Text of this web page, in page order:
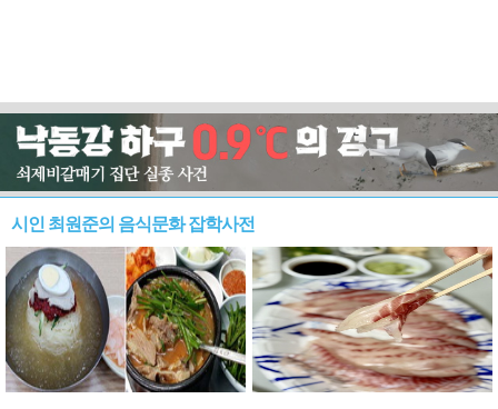
시인 최원준의 음식문화 잡학사전